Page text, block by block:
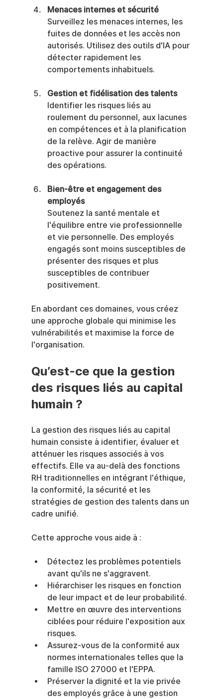
Menaces internes et sécurité
Surveillez les menaces internes, les
fuites de données et les accès non
autorisés. Utilisez des outils d'IA pour
détecter rapidement les
comportements inhabituels.
Gestion et fidélisation des talents
Identifier les risques liés au
roulement du personnel, aux lacunes
en compétences et à la planification
de la relève. Agir de manière
proactive pour assurer la continuité
des opérations.
Bien-être et engagement des
employés
Soutenez la santé mentale et
l'équilibre entre vie professionnelle
et vie personnelle. Des employés
engagés sont moins susceptibles de
présenter des risques et plus
susceptibles de contribuer
positivement.
En abordant ces domaines, vous créez
une approche globale qui minimise les
vulnérabilités et maximise la force de
l'organisation.
Qu’est-ce que la gestion
des risques liés au capital
humain ?
La gestion des risques liés au capital
humain consiste à identifier, évaluer et
atténuer les risques associés à vos
effectifs. Elle va au-delà des fonctions
RH traditionnelles en intégrant l'éthique,
la conformité, la sécurité et les
stratégies de gestion des talents dans un
cadre unifié.
Cette approche vous aide à :
Détectez les problèmes potentiels
avant qu'ils ne s'aggravent.
Hiérarchiser les risques en fonction
de leur impact et de leur probabilité.
Mettre en œuvre des interventions
ciblées pour réduire l'exposition aux
risques.
Assurez-vous de la conformité aux
normes internationales telles que la
famille ISO 27000 et l'EPPA.
Préserver la dignité et la vie privée
des employés grâce à une gestion